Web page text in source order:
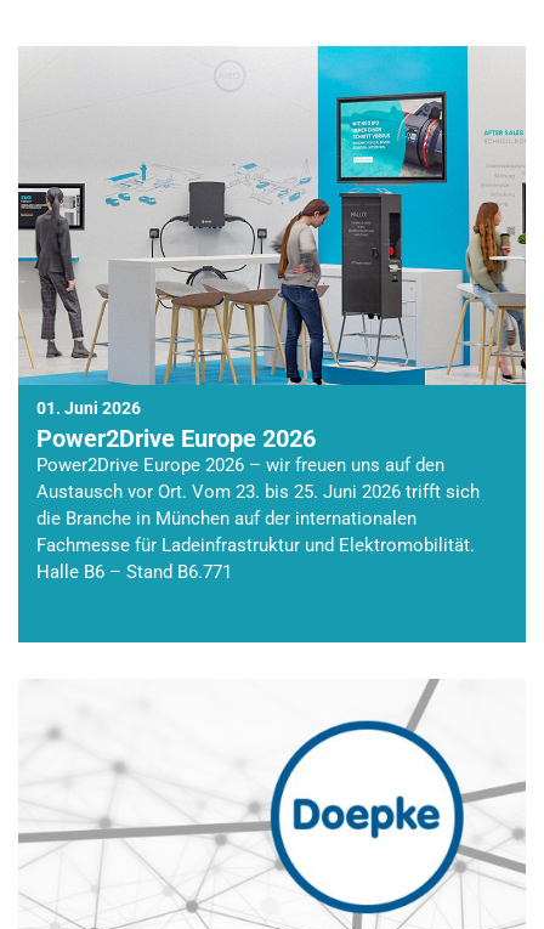
01. Juni 2026
Power2Drive Europe 2026
Power2Drive Europe 2026 – wir freuen uns auf den
Austausch vor Ort. Vom 23. bis 25. Juni 2026 trifft sich
die Branche in München auf der internationalen
Fachmesse für Ladeinfrastruktur und Elektromobilität.
Halle B6 – Stand B6.771